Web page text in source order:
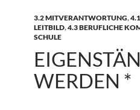
3.2 MITVERANTWORTUNG,
LEITBILD,4.3 BERUFLICHE
SCHULE
WERDEN *